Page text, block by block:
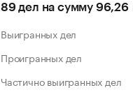
89 дел на сумму 96,26
Выигранных дел
Проигранных дел
Частично выигранных дел